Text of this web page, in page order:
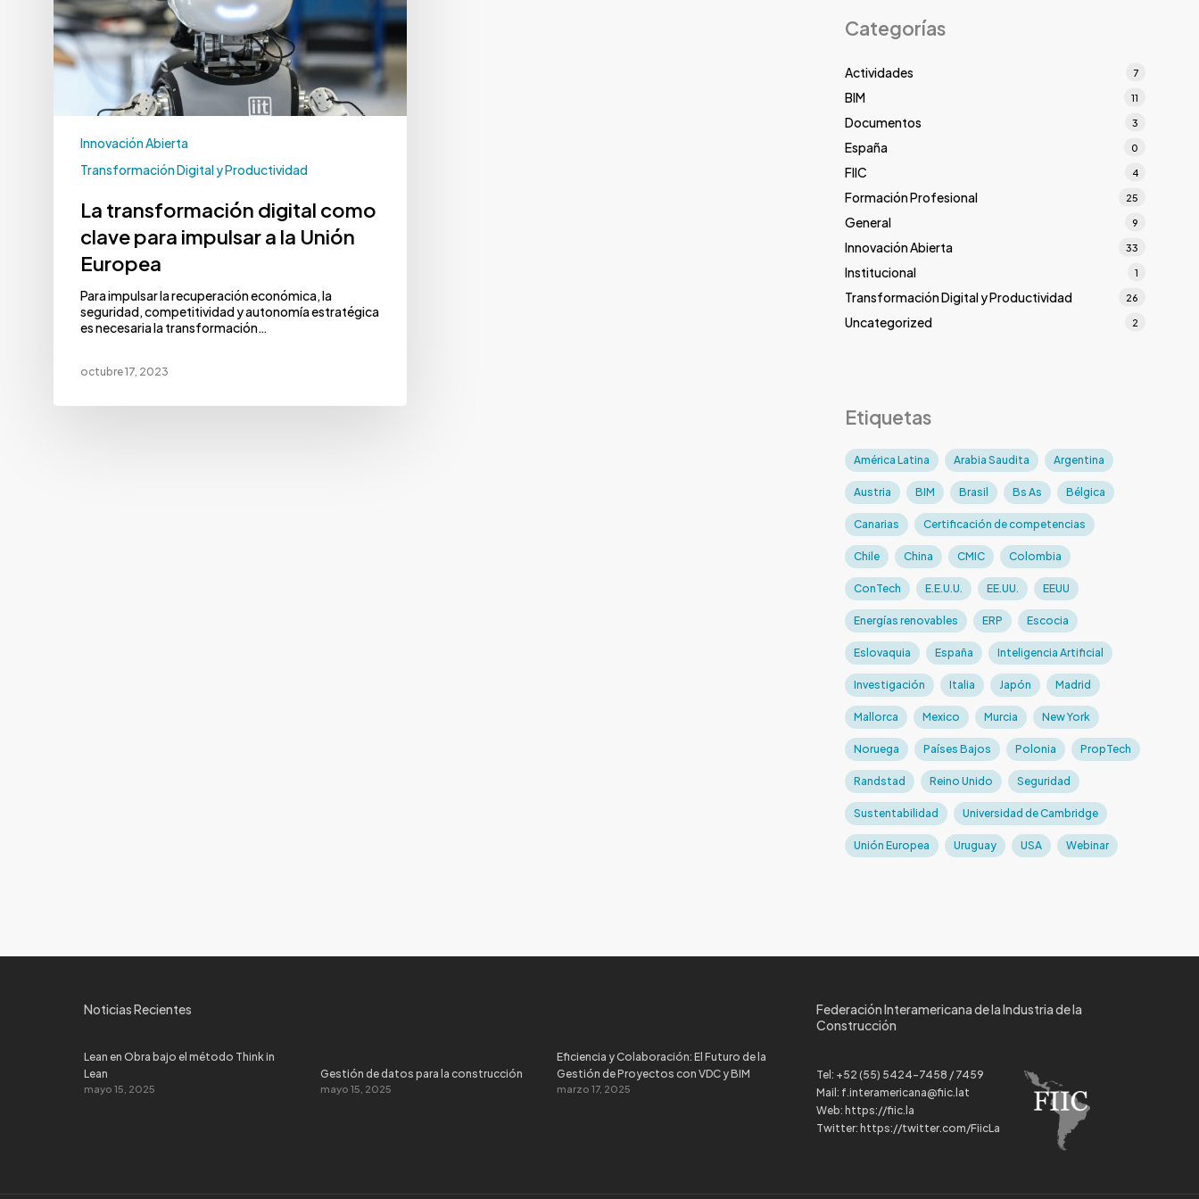
Innovación Abierta
Transformación Digital y Productividad
La transformación digital como
clave para impulsar a la Unión
Europea
Para impulsar la recuperación económica, la
seguridad, competitividad y autonomía estratégica
es necesaria la transformación…
octubre 17, 2023
Categorías
Actividades 7
BIM 11
Documentos 3
España 0
FIIC 4
Formación Profesional 25
General 9
Innovación Abierta 33
Institucional 1
Transformación Digital y Productividad 26
Uncategorized 2
Etiquetas
América Latina Arabia Saudita Argentina
Austria BIM Brasil Bs As Bélgica
Canarias Certificación de competencias
Chile China CMIC Colombia
ConTech E.E.U.U. EE.UU. EEUU
Energías renovables ERP Escocia
Eslovaquia España Inteligencia Artificial
Investigación Italia Japón Madrid
Mallorca Mexico Murcia New York
Noruega Países Bajos Polonia PropTech
Randstad Reino Unido Seguridad
Sustentabilidad Universidad de Cambridge
Unión Europea Uruguay USA Webinar
Noticias Recientes
Lean en Obra bajo el método Think in
Lean
mayo 15, 2025
Gestión de datos para la construcción
mayo 15, 2025
Eficiencia y Colaboración: El Futuro de la
Gestión de Proyectos con VDC y BIM
marzo 17, 2025
Federación Interamericana de la Industria de la
Construcción
Tel: +52 (55) 5424-7458 / 7459
Mail: f.interamericana@fiic.lat
Web: https://fiic.la
Twitter: https://twitter.com/FiicLa